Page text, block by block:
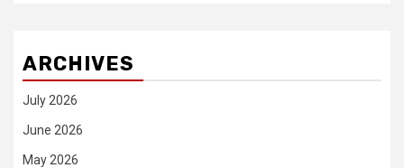
ARCHIVES
July 2026
June 2026
May 2026